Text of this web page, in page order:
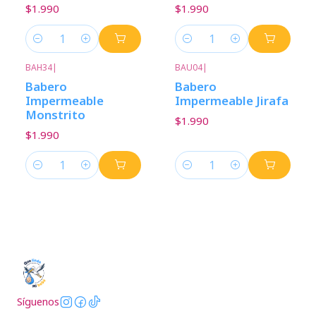
$1.990
Cantidad
$1.990
Cantidad
BAH34|
Babero
Impermeable
Monstrito
$1.990
Cantidad
BAU04|
Babero
Impermeable Jirafa
$1.990
Cantidad
Síguenos